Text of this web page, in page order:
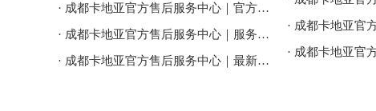
· 成都卡地亚官方售后服务中心｜官方热线与门店地址权威信息公示（2026年7月最新）
· 成都卡地亚官方售后服务中心｜服务电话及全部地址权威信息公告（2026年7月最新）
· 成都卡地亚官方售后服务中心｜最新官方电话和维修地址权威信息通告（2026年7月最新）